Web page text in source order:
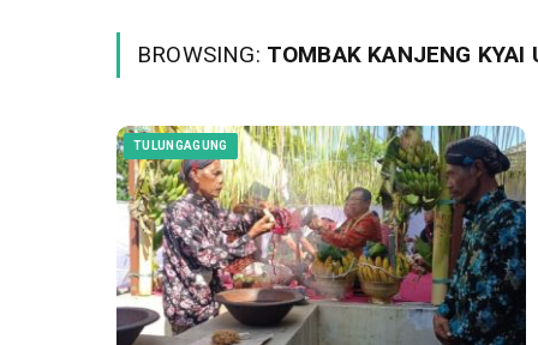
BROWSING: TOMBAK KANJENG KYAI
TULUNGAGUNG